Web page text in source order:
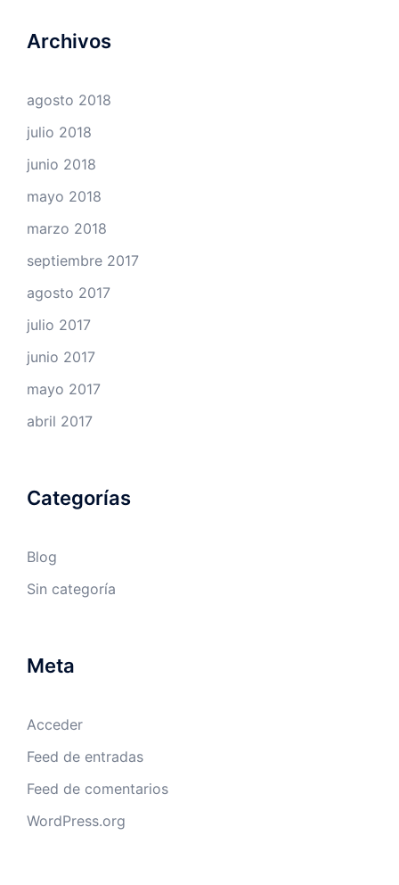
Archivos
agosto 2018
julio 2018
junio 2018
mayo 2018
marzo 2018
septiembre 2017
agosto 2017
julio 2017
junio 2017
mayo 2017
abril 2017
Categorías
Blog
Sin categoría
Meta
Acceder
Feed de entradas
Feed de comentarios
WordPress.org